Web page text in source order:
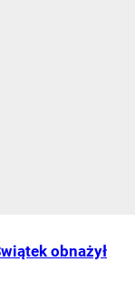
obnażył